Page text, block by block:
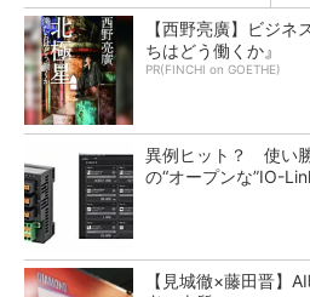
【西野亮廣】ビジ
ちはどう働くか』
PR(FINCHI on GOETHE)
異例ヒット？ 使い
の“オープンな”IO-
【見城徹×藤田晋】